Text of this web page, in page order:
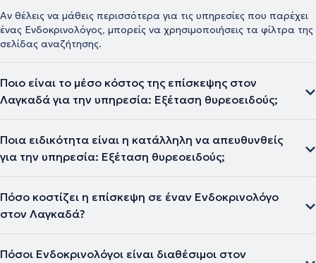
Αν θέλεις να μάθεις περισσότερα για τις υπηρεσίες που παρέχει
ένας Ενδοκρινολόγος, μπορείς να χρησιμοποιήσεις τα φίλτρα της
σελίδας αναζήτησης.
Ποιο είναι το μέσο κόστος της επίσκεψης στον
Λαγκαδά για την υπηρεσία: Εξέταση θυρεοειδούς;
Ποια ειδικότητα είναι η κατάλληλη να απευθυνθείς
για την υπηρεσία: Εξέταση θυρεοειδούς;
Πόσο κοστίζει η επίσκεψη σε έναν Ενδοκρινολόγο
στον Λαγκαδά?
Πόσοι Ενδοκρινολόγοι είναι διαθέσιμοι στον